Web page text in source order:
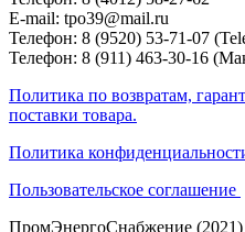
E-mail: tpo39@mail.ru
Телефон: 8 (9520) 53-71-07
Телефон: 8 (911) 463-30-16
Политика по возвратам,
поставки товара.
Политика
Пользовательское соглашение
ПромЭнергоСнабжение (2021)